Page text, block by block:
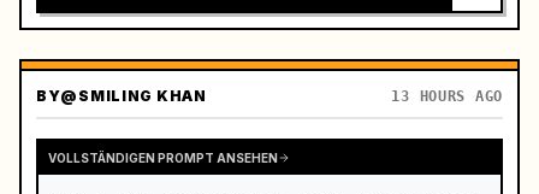
BY@SMILING KHAN 13 HOURS AGO
VOLLSTÄNDIGEN PROMPT ANSEHEN